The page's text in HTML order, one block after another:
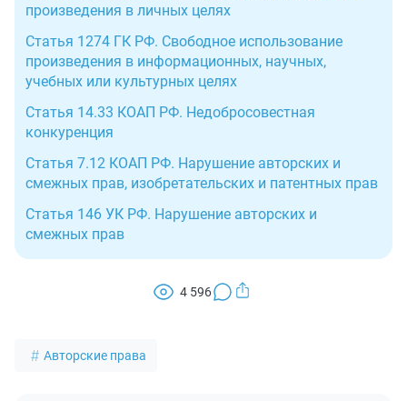
произведения в личных целях
Статья 1274 ГК РФ. Свободное использование
произведения в информационных, научных,
учебных или культурных целях
Статья 14.33 КОАП РФ. Недобросовестная
конкуренция
Статья 7.12 КОАП РФ. Нарушение авторских и
смежных прав, изобретательских и патентных прав
Статья 146 УК РФ. Нарушение авторских и
смежных прав
4 596
Авторские права